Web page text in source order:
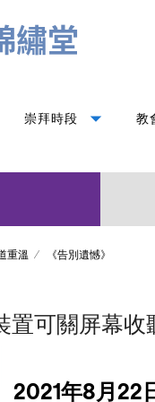
崇拜時段 arrow_drop_down 教
重溫 《告別遺憾》
置可關屏幕收